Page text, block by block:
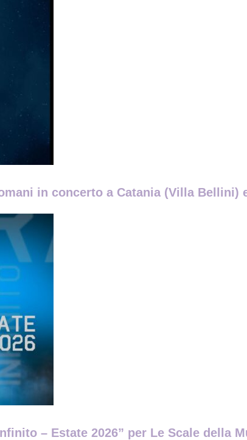
in concerto a Catania (Villa Bellini)
– Estate 2026” per Le Scale della